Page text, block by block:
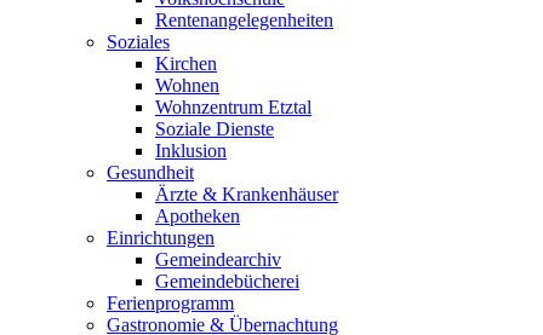
Rentenangelegenheiten
Soziales
Kirchen
Wohnen
Wohnzentrum Etztal
Soziale Dienste
Inklusion
Gesundheit
Ärzte & Krankenhäuser
Apotheken
Einrichtungen
Gemeindearchiv
Gemeindebücherei
Ferienprogramm
Gastronomie & Übernachtung